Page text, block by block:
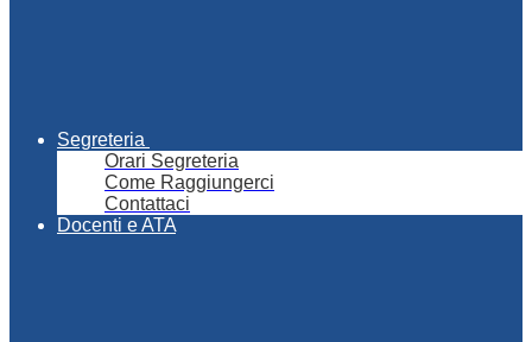
Segreteria
Orari Segreteria
Come Raggiungerci
Contattaci
Docenti e ATA